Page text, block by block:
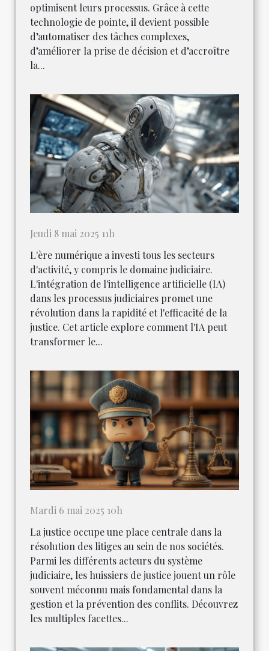
optimisent leurs processus. Grâce à cette
technologie de pointe, il devient possible
d’automatiser des tâches complexes,
d’améliorer la prise de décision et d’accroître
la...
Jeudi 8 mai 2025 11h
L'ère numérique a investi tous les secteurs
d'activité, y compris le domaine judiciaire.
L'intégration de l'intelligence artificielle (IA)
dans les processus judiciaires promet une
révolution dans la rapidité et l'efficacité de la
justice. Cet article explore comment l'IA peut
transformer le...
Mardi 6 mai 2025 10h
La justice occupe une place centrale dans la
résolution des litiges au sein de nos sociétés.
Parmi les différents acteurs du système
judiciaire, les huissiers de justice jouent un rôle
souvent méconnu mais fondamental dans la
gestion et la prévention des conflits. Découvrez
les multiples facettes...